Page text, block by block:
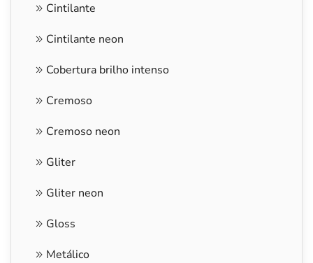
Cintilante
Cintilante neon
Cobertura brilho intenso
Cremoso
Cremoso neon
Gliter
Gliter neon
Gloss
Metálico